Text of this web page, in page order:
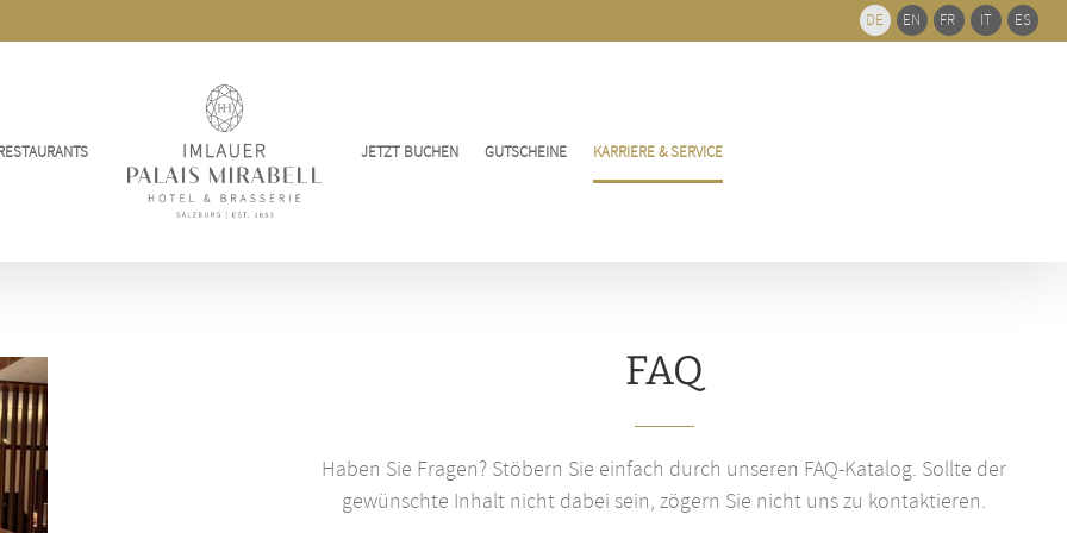
JETZT BUCHEN GUTSCHEINE KARRIERE & SERVICE
FAQ
Haben Sie Fragen? Stöbern Sie einfach durch unseren FAQ-Katalog. Sollte der
gewünschte Inhalt nicht dabei sein, zögern Sie nicht uns zu kontaktieren.
DE EN FR IT ES